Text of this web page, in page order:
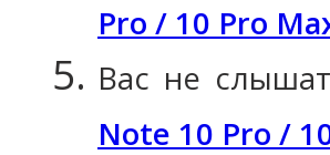
Pro / 10 Pro
Вас не
Note 10 Pro /